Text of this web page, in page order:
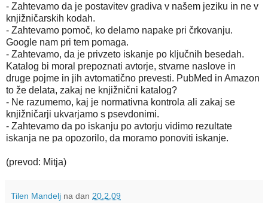
- Zahtevamo da je postavitev gradiva v našem jeziku in ne v
knjižničarskih kodah.
- Zahtevamo pomoč, ko delamo napake pri črkovanju.
Google nam pri tem pomaga.
- Zahtevamo, da je privzeto iskanje po ključnih besedah.
Katalog bi moral prepoznati avtorje, stvarne naslove in
druge pojme in jih avtomatično prevesti. PubMed in Amazon
to že delata, zakaj ne knjižnični katalog?
- Ne razumemo, kaj je normativna kontrola ali zakaj se
knjižničarji ukvarjamo s psevdonimi.
- Zahtevamo da po iskanju po avtorju vidimo rezultate
iskanja ne pa opozorilo, da moramo ponoviti iskanje.
(prevod: Mitja)
Tilen Mandelj na dan 20.2.09